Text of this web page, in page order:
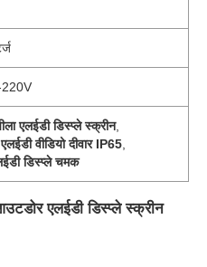
220V
एलईडी डिस्प्ले स्क्रीन,
वीडियो दीवार IP65
डिस्प्ले चमक
एलईडी डिस्प्ले स्क्रीन